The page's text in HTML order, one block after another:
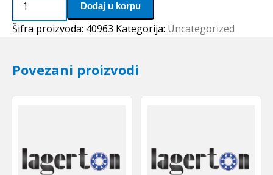
prsten
80x8
Dodaj u korpu
Šifra proizvoda: 40963 Kategorija: Uncategorized
Povezani proizvodi